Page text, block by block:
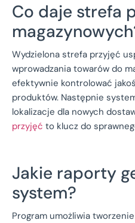
Co daje strefa
Wydzielona strefa przyjęć
wprowadzania towarów do
efektywnie kontrolować
produktów. Następnie
lokalizacje dla nowych
przyjęć to klucz do
Jakie raporty
system?
Program umożliwia